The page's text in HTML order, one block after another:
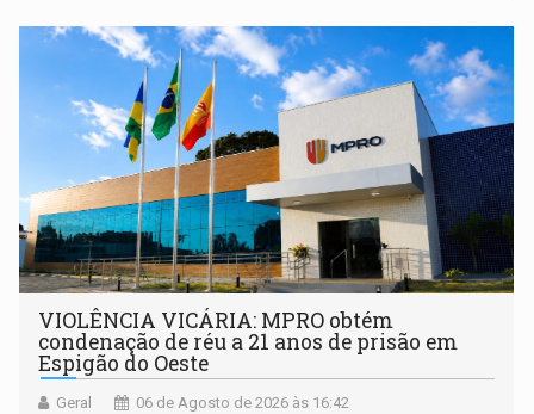
comunidade
VIOLÊNCIA VICÁRIA: MPRO obtém
condenação de réu a 21 anos de prisão em
Espigão do Oeste
Geral 06 de Agosto de 2026 às 16:42